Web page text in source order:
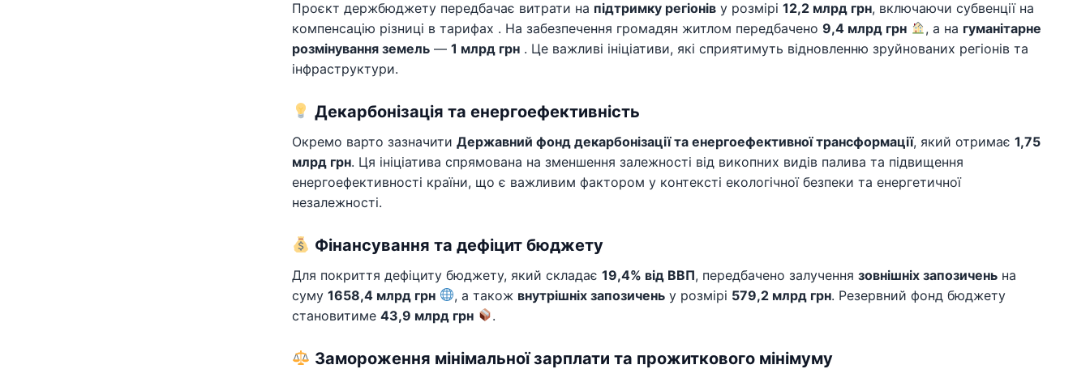
Проєкт держбюджету передбачає витрати на підтримку регіонів у розмірі 12,2 млрд грн, включаючи субвенції на
компенсацію різниці в тарифах . На забезпечення громадян житлом передбачено 9,4 млрд грн , а на гуманітарне
розмінування земель — 1 млрд грн . Це важливі ініціативи, які сприятимуть відновленню зруйнованих регіонів та
інфраструктури.
Декарбонізація та енергоефективність
Окремо варто зазначити Державний фонд декарбонізації та енергоефективної трансформації, який отримає 1,75
млрд грн. Ця ініціатива спрямована на зменшення залежності від викопних видів палива та підвищення
енергоефективності країни, що є важливим фактором у контексті екологічної безпеки та енергетичної
незалежності.
Фінансування та дефіцит бюджету
Для покриття дефіциту бюджету, який складає 19,4% від ВВП, передбачено залучення зовнішніх запозичень на
суму 1658,4 млрд грн , а також внутрішніх запозичень у розмірі 579,2 млрд грн. Резервний фонд бюджету
становитиме 43,9 млрд грн .
Замороження мінімальної зарплати та прожиткового мінімуму